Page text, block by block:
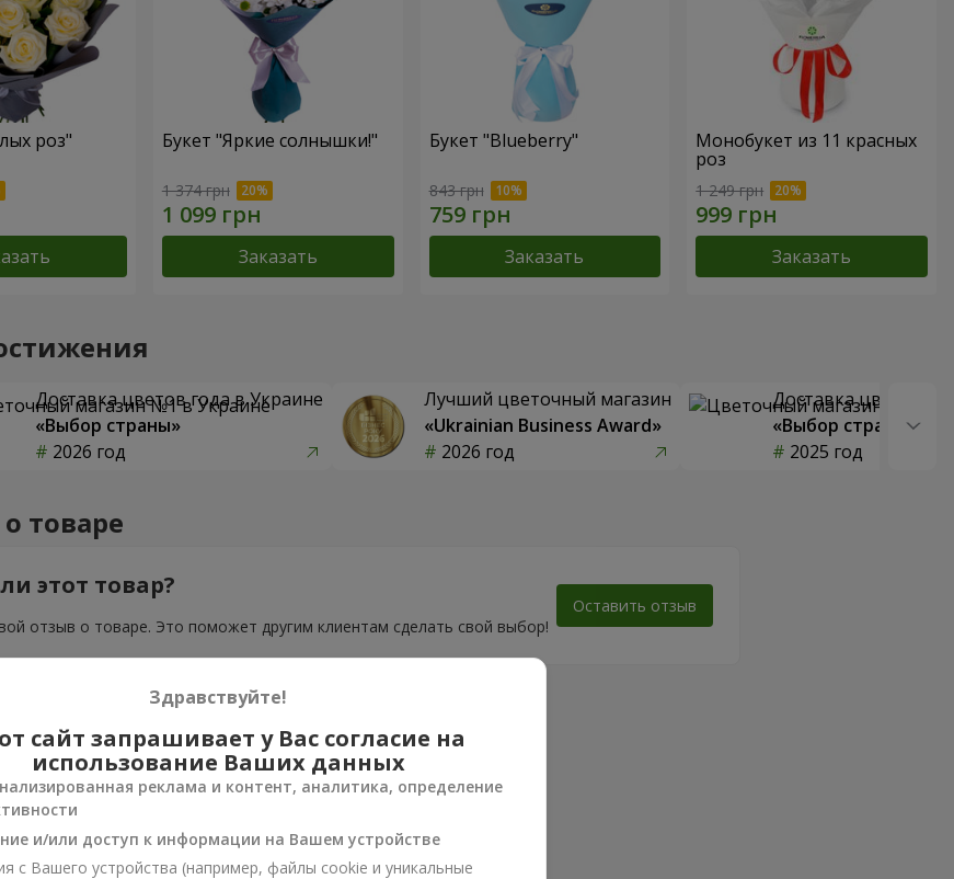
роз" Букет "Яркие солнышки!"
1 374 грн
Заказать
Букет "Blueberry"
843 грн
Заказать
Монобукет из 11 красных
роз
1 249 грн
Заказать
Доставка цветов года в Украине
«Выбор страны»
2026 год
Лучший цветочный магазин
«Ukrainian Business Award»
2026 год
Доставка цветов
«Выбор страны»
2025 год
товаре
этот товар?
отзыв о товаре. Это поможет другим клиентам сделать свой выбор!
Оставить отзыв
Здравствуйте!
сайт запрашивает у Вас согласие на
использование Ваших данных
реклама и контент, аналитика, определение
и/или доступ к информации на Вашем устройстве
с Вашего устройства (например, файлы cookie и уникальные